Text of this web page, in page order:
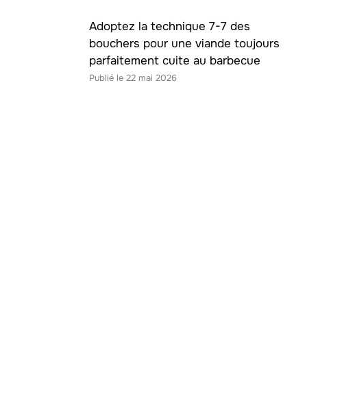
Adoptez la technique 7-7 des
bouchers pour une viande toujours
parfaitement cuite au barbecue
22 mai 2026